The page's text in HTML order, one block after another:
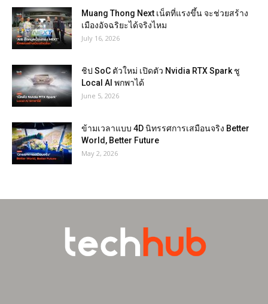
Muang Thong Next เน็ตที่แรงขึ้น จะช่วยสร้าง
เมืองอัจฉริยะได้จริงไหม
July 16, 2026
ชิป SoC ตัวใหม่ เปิดตัว Nvidia RTX Spark ชู
Local AI พกพาได้
June 5, 2026
ข้ามเวลาแบบ 4D นิทรรศการเสมือนจริง Better
World, Better Future
May 2, 2026